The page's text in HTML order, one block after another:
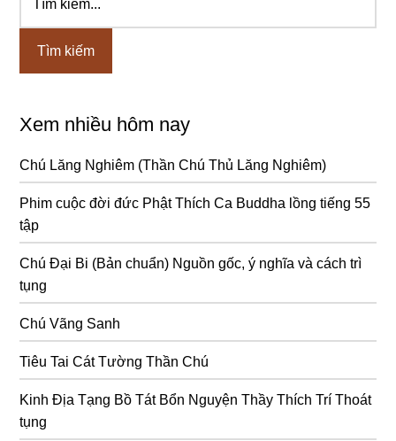
chính
kiếm...
Xem nhiều hôm nay
Chú Lăng Nghiêm (Thần Chú Thủ Lăng Nghiêm)
Phim cuộc đời đức Phật Thích Ca Buddha lồng tiếng 55
tập
Chú Đại Bi (Bản chuẩn) Nguồn gốc, ý nghĩa và cách trì
tụng
Chú Vãng Sanh
Tiêu Tai Cát Tường Thần Chú
Kinh Địa Tạng Bồ Tát Bổn Nguyện Thầy Thích Trí Thoát
tụng